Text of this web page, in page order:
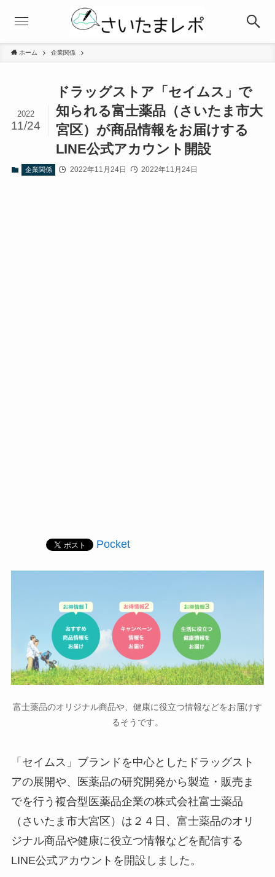
ホーム 企業関係
ドラッグストア「セイムス」で
知られる富士薬品（さいたま市大
宮区）が商品情報をお届けする
LINE公式アカウント開設
2022
11/24
企業関係 2022年11月24日 2022年11月24日
Pocket
富士薬品のオリジナル商品や、健康に役立つ情報などをお届けす
るそうです。
「セイムス」ブランドを中心としたドラッグスト
アの展開や、医薬品の研究開発から製造・販売ま
でを行う複合型医薬品企業の株式会社富士薬品
（さいたま市大宮区）は２４日、富士薬品のオリ
ジナル商品や健康に役立つ情報などを配信する
LINE公式アカウントを開設しました。